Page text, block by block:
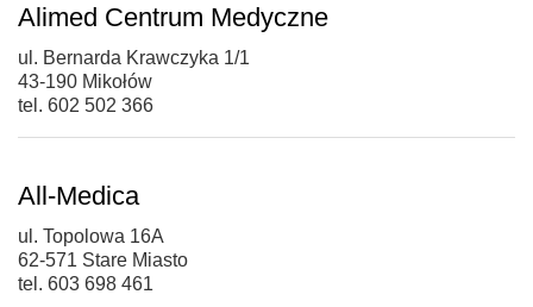
Alimed Centrum Medyczne
ul. Bernarda Krawczyka 1/1
43-190 Mikołów
tel. 602 502 366
All-Medica
ul. Topolowa 16A
62-571 Stare Miasto
tel. 603 698 461